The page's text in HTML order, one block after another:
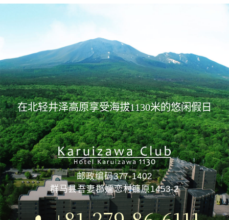
在北轻井泽高原享受海拔1130米的悠闲假日
邮政编码377-1402
群马县吾妻郡嬬恋村镰原1453-2